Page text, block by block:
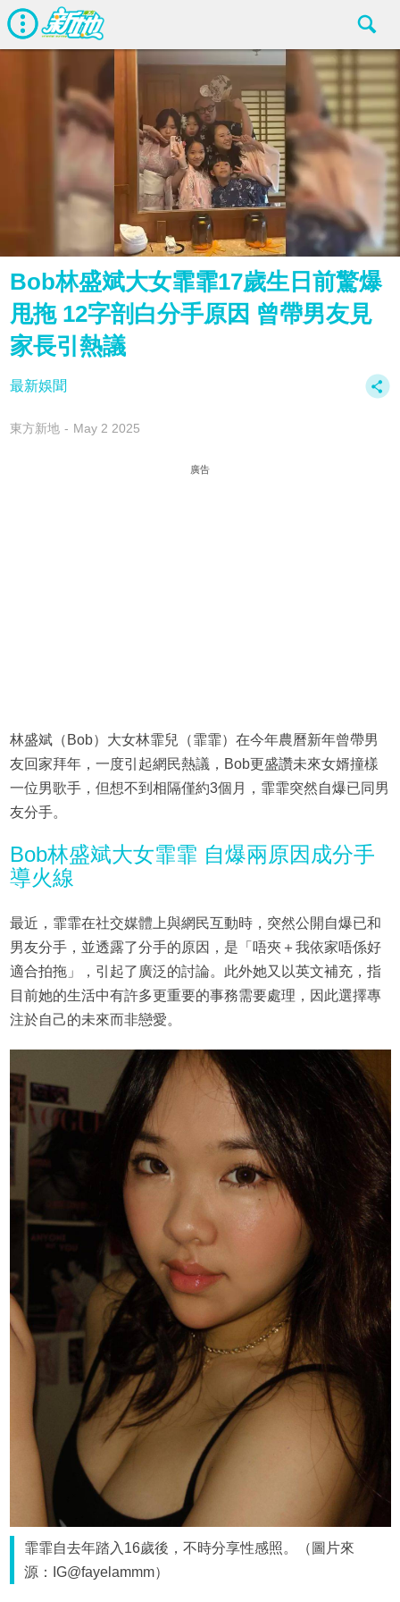
Bob林盛斌大女霏霏17歲生日前驚爆
甩拖 12字剖白分手原因 曾帶男友見
家長引熱議
最新娛聞
東方新地 May 2 2025
廣告
林盛斌（Bob）大女林霏兒（霏霏）在今年農曆新年曾帶男
友回家拜年，一度引起網民熱議，Bob更盛讚未來女婿撞樣
一位男歌手，但想不到相隔僅約3個月，霏霏突然自爆已同男
友分手。
Bob林盛斌大女霏霏 自爆兩原因成分手
導火線
最近，霏霏在社交媒體上與網民互動時，突然公開自爆已和
男友分手，並透露了分手的原因，是「唔夾＋我依家唔係好
適合拍拖」，引起了廣泛的討論。此外她又以英文補充，指
目前她的生活中有許多更重要的事務需要處理，因此選擇專
注於自己的未來而非戀愛。
霏霏自去年踏入16歲後，不時分享性感照。（圖片來
源：IG@fayelammm）